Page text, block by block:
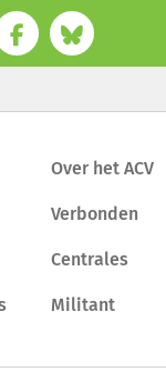
Over het ACV
Verbonden
Centrales
Militant